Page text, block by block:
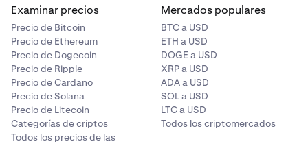
Examinar precios
Precio de Bitcoin
Precio de Ethereum
Precio de Dogecoin
Precio de Ripple
Precio de Cardano
Precio de Solana
Precio de Litecoin
Categorías de criptos
Todos los precios de las
Mercados populares
BTC a USD
ETH a USD
DOGE a USD
XRP a USD
ADA a USD
SOL a USD
LTC a USD
Todos los criptomercados